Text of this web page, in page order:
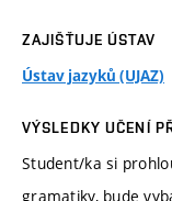
ZAJIŠŤUJE ÚSTAV
Ústav jazyků (UJAZ)
VÝSLEDKY UČENÍ
Student/ka si
gramatiky, bude